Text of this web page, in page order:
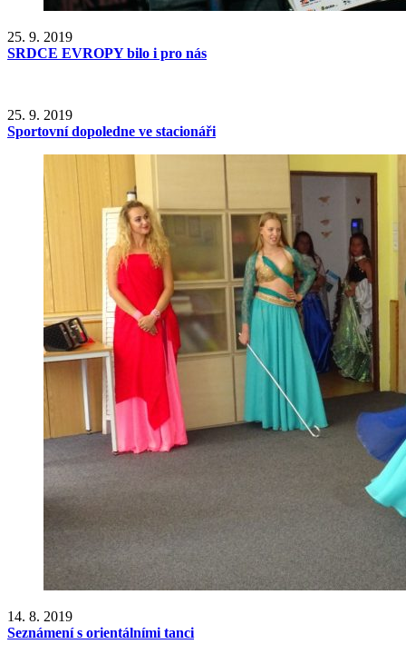
25. 9. 2019
SRDCE EVROPY bilo i pro nás
25. 9. 2019
Sportovní dopoledne ve stacionáři
14. 8. 2019
Seznámení s orientálními tanci